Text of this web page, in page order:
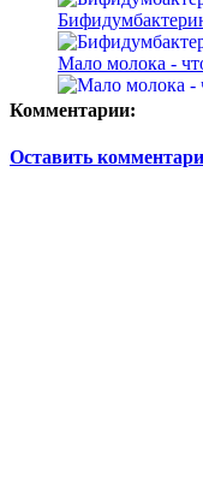
Мало молока -
Комментарии:
Оставить